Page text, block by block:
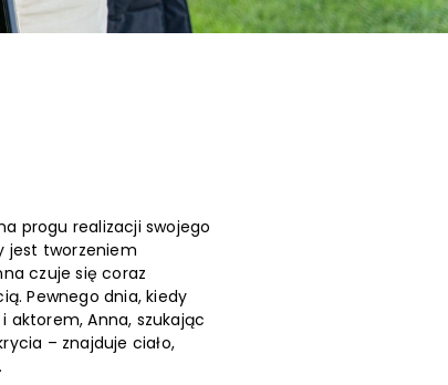
progu realizacji swojego
jest tworzeniem
czuje się coraz
Pewnego dnia, kiedy
aktorem, Anna, szukając
– znajduje ciało,